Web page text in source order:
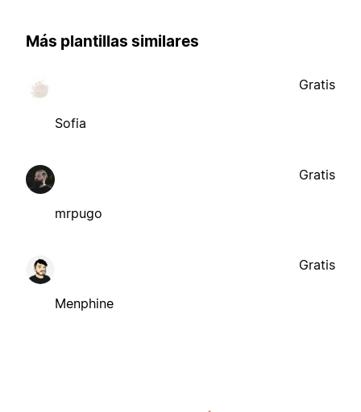
Más plantillas similares
Sofia
Gratis
mrpugo
Gratis
Menphine
Gratis